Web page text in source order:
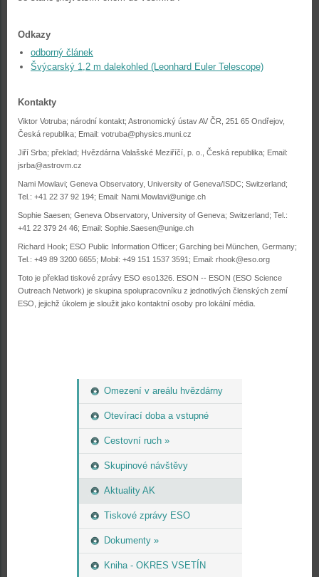
Omezení v areálu hvězdárny
Otevírací doba a vstupné
Cestovní ruch »
Skupinové návštěvy
Aktuality AK
Tiskové zprávy ESO
Dokumenty »
Kniha - OKRES VSETÍN
Odkazy
odborný článek
Švýcarský 1,2 m dalekohled (Leonhard Euler Telescope)
Kontakty
Viktor Votruba; národní kontakt; Astronomický ústav AV ČR, 251 65 Ondřejov,
Česká republika; Email: votruba@physics.muni.cz
Jiří Srba; překlad; Hvězdárna Valašské Meziříčí, p. o., Česká republika; Email:
jsrba@astrovm.cz
Nami Mowlavi; Geneva Observatory, University of Geneva/ISDC; Switzerland;
Tel.: +41 22 37 92 194; Email: Nami.Mowlavi@unige.ch
Sophie Saesen; Geneva Observatory, University of Geneva; Switzerland; Tel.:
+41 22 379 24 46; Email: Sophie.Saesen@unige.ch
Richard Hook; ESO Public Information Officer; Garching bei München, Germany;
Tel.: +49 89 3200 6655; Mobil: +49 151 1537 3591; Email: rhook@eso.org
Toto je překlad tiskové zprávy ESO eso1326. ESON -- ESON (ESO Science
Outreach Network) je skupina spolupracovníku z jednotlivých členských zemí
ESO, jejichž úkolem je sloužit jako kontaktní osoby pro lokální média.